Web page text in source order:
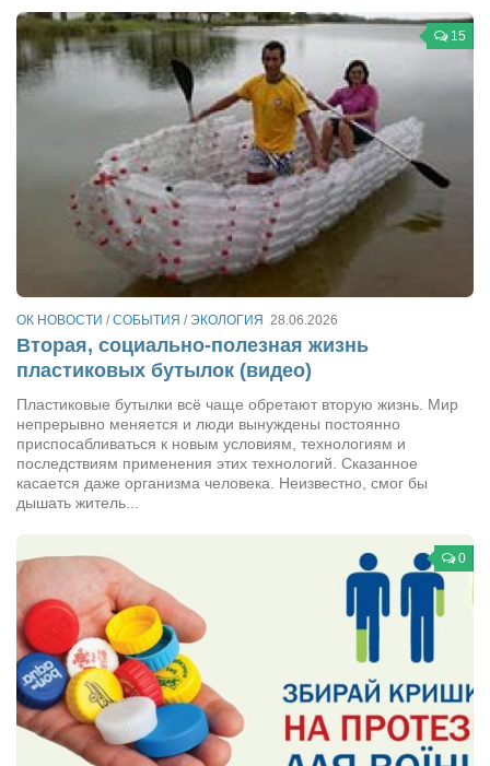
Деньги
Традиции
Здоровье
Здоровый образ жизни
Сам себе доктор
Активный отдых
Досье
Лариса Ильченко
Орест Коваль
Тамара Кубракова
Елена Мельник
Вера Паненко
Семён Салатенко
Сергей Шепилов
Актёры
Валентин Бурый
Артём Мяус
15
ОК НОВОСТИ /СОБЫТИЯ /ЭКОЛОГИЯ 28.06.2026
Вторая, социально-полезная жизнь
пластиковых бутылок (видео)
Пластиковые бутылки всё чаще обретают вторую жизнь. Мир
непрерывно меняется и люди вынуждены постоянно
приспосабливаться к новым условиям, технологиям и
последствиям применения этих технологий. Сказанное
касается даже организма человека. Неизвестно, смог бы
дышать житель...
0